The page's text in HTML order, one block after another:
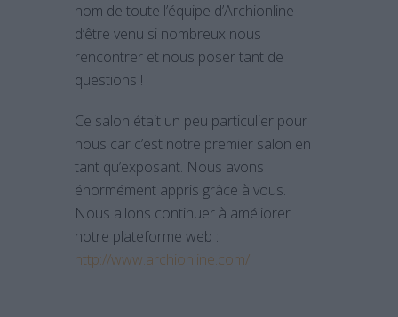
nom de toute l’équipe d’Archionline
d’être venu si nombreux nous
rencontrer et nous poser tant de
questions !
Ce salon était un peu particulier pour
nous car c’est notre premier salon en
tant qu’exposant. Nous avons
énormément appris grâce à vous.
Nous allons continuer à améliorer
notre plateforme web :
http://www.archionline.com/